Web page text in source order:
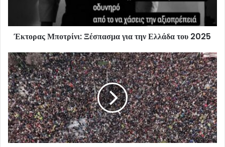
Έκτορας Μποτρίνι: Ξέσπασμα για την Ελλάδα του 2025